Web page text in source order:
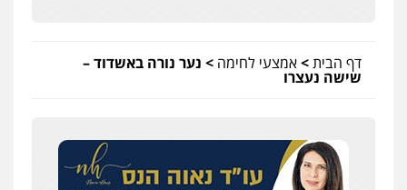
דף הבית>אמצעי לחימה > נער נורה באשדוד –
שישה נעצרו